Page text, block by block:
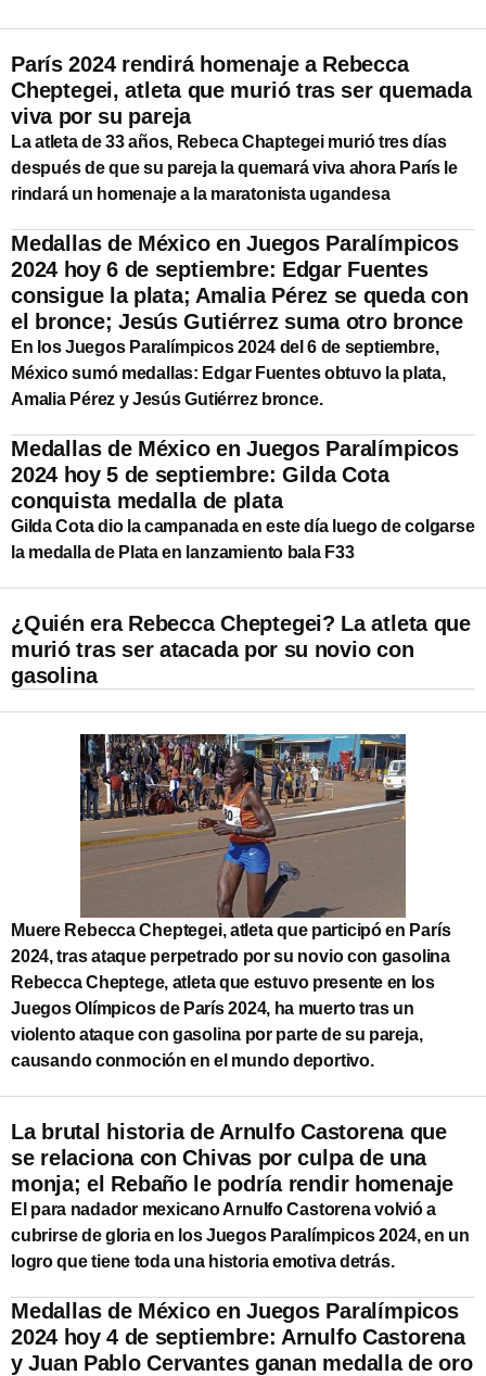
París 2024 rendirá homenaje a Rebecca
Cheptegei, atleta que murió tras ser quemada
viva por su pareja
La atleta de 33 años, Rebeca Chaptegei murió tres días
después de que su pareja la quemará viva ahora París le
rindará un homenaje a la maratonista ugandesa
Medallas de México en Juegos Paralímpicos
2024 hoy 6 de septiembre: Edgar Fuentes
consigue la plata; Amalia Pérez se queda con
el bronce; Jesús Gutiérrez suma otro bronce
En los Juegos Paralímpicos 2024 del 6 de septiembre,
México sumó medallas: Edgar Fuentes obtuvo la plata,
Amalia Pérez y Jesús Gutiérrez bronce.
Medallas de México en Juegos Paralímpicos
2024 hoy 5 de septiembre: Gilda Cota
conquista medalla de plata
Gilda Cota dio la campanada en este día luego de colgarse
la medalla de Plata en lanzamiento bala F33
¿Quién era Rebecca Cheptegei? La atleta que
murió tras ser atacada por su novio con
gasolina
Muere Rebecca Cheptegei, atleta que participó en París
2024, tras ataque perpetrado por su novio con gasolina
Rebecca Cheptege, atleta que estuvo presente en los
Juegos Olímpicos de París 2024, ha muerto tras un
violento ataque con gasolina por parte de su pareja,
causando conmoción en el mundo deportivo.
La brutal historia de Arnulfo Castorena que
se relaciona con Chivas por culpa de una
monja; el Rebaño le podría rendir homenaje
El para nadador mexicano Arnulfo Castorena volvió a
cubrirse de gloria en los Juegos Paralímpicos 2024, en un
logro que tiene toda una historia emotiva detrás.
Medallas de México en Juegos Paralímpicos
2024 hoy 4 de septiembre: Arnulfo Castorena
y Juan Pablo Cervantes ganan medalla de oro